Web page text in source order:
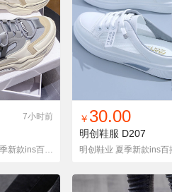
收藏
7小时前
主推联系 量大优 2022春季新款ins百搭休闲运动老爹鞋
找同款 加入铺货单
￥ 30.00
明创鞋服 D207